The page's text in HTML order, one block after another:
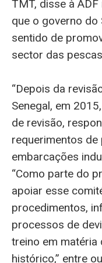
TMT, disse à
que o governo
sentido de
sector das
“Depois da
Senegal, em
de revisão,
requerimentos de
embarcações
“Como parte do
apoiar esse
procedimentos,
processos de
treino em
histórico,” entre